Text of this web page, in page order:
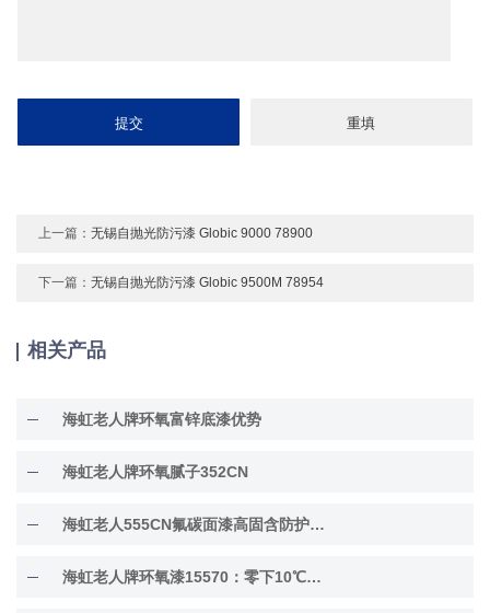
上一篇：无锡自抛光防污漆 Globic 9000 78900
下一篇：无锡自抛光防污漆 Globic 9500M 78954
相关产品
海虹老人牌环氧富锌底漆优势
海虹老人牌环氧腻子352CN
海虹老人555CN氟碳面漆高固含防护面漆
海虹老人牌环氧漆15570：零下10℃低温固化